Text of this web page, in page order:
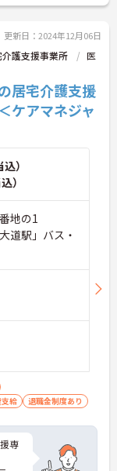
更新日：2024年12月06日
護支援事業所
医
居宅介護支援
ケアマネジャ
）
）
地の1
道駅」バス・
給 退職金制度あり
専